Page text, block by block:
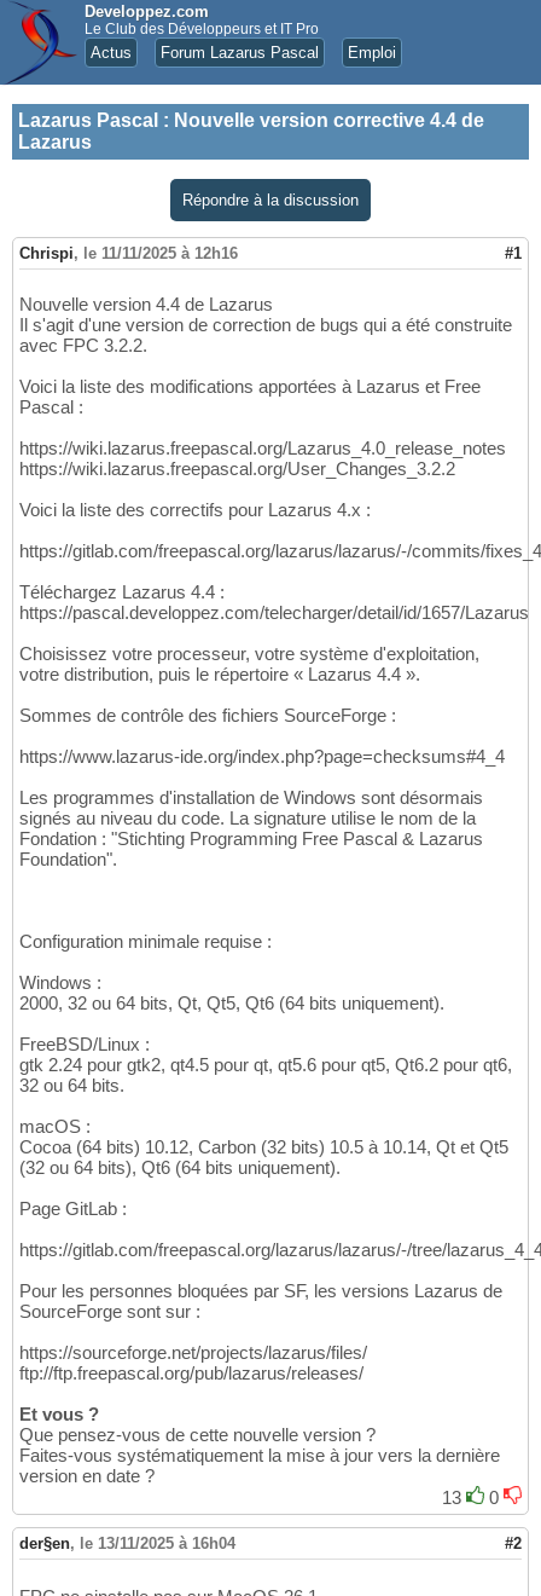
Developpez.com
Le Club des Développeurs et IT Pro
Actus Forum Lazarus Pascal Emploi
Lazarus Pascal : Nouvelle version corrective 4.4 de
Lazarus
Répondre à la discussion
Chrispi, le 11/11/2025 à 12h16 #1
Nouvelle version 4.4 de Lazarus
Il s'agit d'une version de correction de bugs qui a été construite
avec FPC 3.2.2.
Voici la liste des modifications apportées à Lazarus et Free
Pascal :
https://wiki.lazarus.freepascal.org/Lazarus_4.0_release_notes
https://wiki.lazarus.freepascal.org/User_Changes_3.2.2
Voici la liste des correctifs pour Lazarus 4.x :
https://gitlab.com/freepascal.org/lazarus/lazarus/-/commits/
Téléchargez Lazarus 4.4 :
https://pascal.developpez.com/telecharger/detail/id/1657/Lazarus
Choisissez votre processeur, votre système d'exploitation,
votre distribution, puis le répertoire « Lazarus 4.4 ».
Sommes de contrôle des fichiers SourceForge :
https://www.lazarus-ide.org/index.php?page=checksums#4_4
Les programmes d'installation de Windows sont désormais
signés au niveau du code. La signature utilise le nom de la
Fondation : "Stichting Programming Free Pascal & Lazarus
Foundation".
Configuration minimale requise :
Windows :
2000, 32 ou 64 bits, Qt, Qt5, Qt6 (64 bits uniquement).
FreeBSD/Linux :
gtk 2.24 pour gtk2, qt4.5 pour qt, qt5.6 pour qt5, Qt6.2 pour qt6,
32 ou 64 bits.
macOS :
Cocoa (64 bits) 10.12, Carbon (32 bits) 10.5 à 10.14, Qt et Qt5
(32 ou 64 bits), Qt6 (64 bits uniquement).
Page GitLab :
https://gitlab.com/freepascal.org/lazarus/lazarus/-/tree/
Pour les personnes bloquées par SF, les versions Lazarus de
SourceForge sont sur :
https://sourceforge.net/projects/lazarus/files/
ftp://ftp.freepascal.org/pub/lazarus/releases/
Et vous ?
Que pensez-vous de cette nouvelle version ?
Faites-vous systématiquement la mise à jour vers la dernière
version en date ?
13
0
der§en, le 13/11/2025 à 16h04 #2